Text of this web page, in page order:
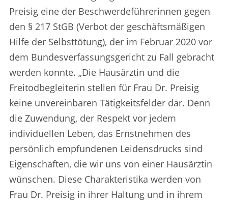
Preisig eine der Beschwerdeführerinnen gegen
den § 217 StGB (Verbot der geschäftsmäßigen
Hilfe der Selbsttötung), der im Februar 2020 vor
dem Bundesverfassungsgericht zu Fall gebracht
werden konnte. „Die Hausärztin und die
Freitodbegleiterin stellen für Frau Dr. Preisig
keine unvereinbaren Tätigkeitsfelder dar. Denn
die Zuwendung, der Respekt vor jedem
individuellen Leben, das Ernstnehmen des
persönlich empfundenen Leidensdrucks sind
Eigenschaften, die wir uns von einer Hausärztin
wünschen. Diese Charakteristika werden von
Frau Dr. Preisig in ihrer Haltung und in ihrem